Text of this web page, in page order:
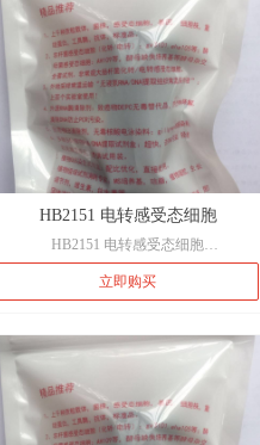
HB2151 电转感受态细胞
HB2151 电转感受态细胞
HB2151 大肠杆菌是主要用于制备可溶性
单链抗体（single-chain variable
HB2151 感受态细胞具有下列特点：
1.可用于制备 scFv ，但不携带抑制基因。
常用的另外一个用于 scFv 制备的菌
立即购买